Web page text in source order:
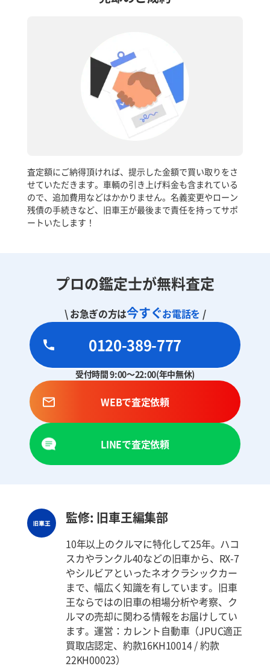
査定額にご納得頂ければ、提示した金額で買い取りをさ
せていただきます。車輌の引き上げ料金も含まれている
ので、追加費用などはかかりません。名義変更やローン
残債の手続きなど、旧車王が最後まで責任を持ってサポ
ートいたします！
プロの鑑定士が無料査定
\ お急ぎの方は今すぐお電話を /
0120-389-777
受付時間 9:00～22:00(年中無休)
WEBで査定依頼
LINEで査定依頼
監修: 旧車王編集部
10年以上のクルマに特化して25年。ハコ
スカやランクル40などの旧車から、RX-7
やシルビアといったネオクラシックカー
まで、幅広く知識を有しています。旧車
王ならではの旧車の相場分析や考察、ク
ルマの売却に関わる情報をお届けしてい
ます。運営：カレント自動車（JPUC適正
買取店認定、約款16KH10014 / 約款
22KH00023）